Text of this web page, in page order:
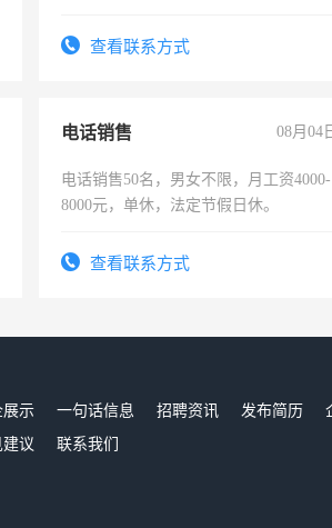
试用期1-3个月，转正后交纳五险，
查看联系方式
电话销售 08月04
电话销售50名，男女不限，月工资4000-
8000元，单休，法定节假日休。
查看联系方式
展示 一句话信息 招聘资讯 发布简历
建议 联系我们